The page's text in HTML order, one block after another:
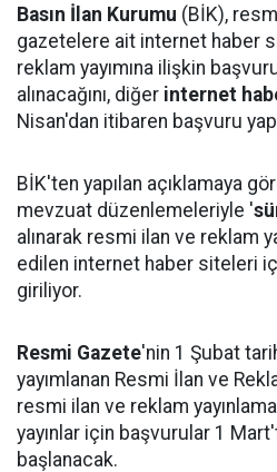
Basın İlan Kurumu (BİK),
gazetelere ait internet haber
reklam yayımına ilişkin
alınacağını, diğer internet
Nisan'dan itibaren başvuru
BİK'ten yapılan açıklamaya
mevzuat düzenlemeleriyle '
alınarak resmi ilan ve reklam
edilen internet haber siteleri
giriliyor.
Resmi Gazete'nin 1 Şubat
yayımlanan Resmi İlan ve
resmi ilan ve reklam
yayınlar için başvurular 1
başlanacak.